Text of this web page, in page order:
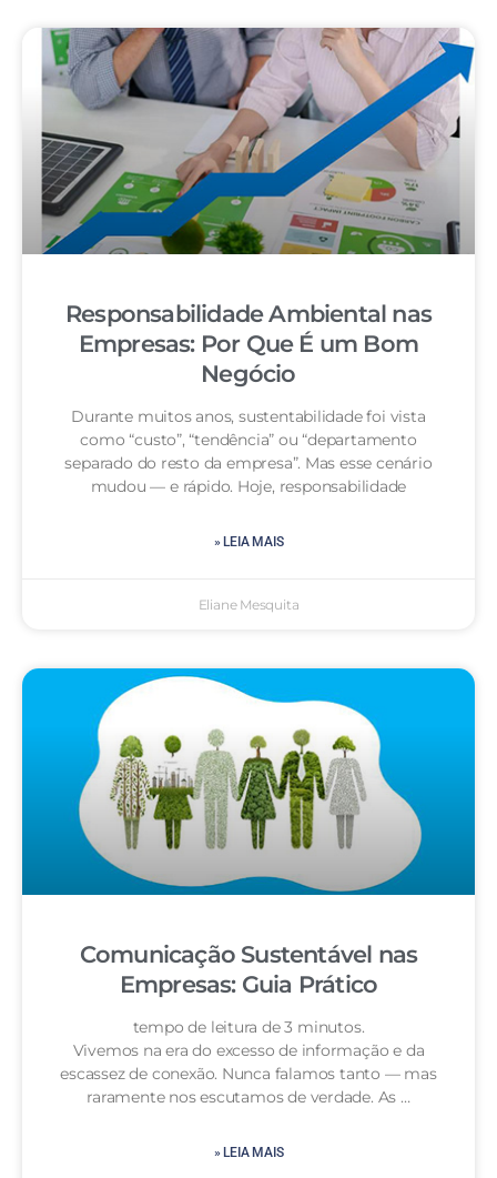
Responsabilidade Ambiental nas
Empresas: Por Que É um Bom
Negócio
Durante muitos anos, sustentabilidade foi vista
como “custo”, “tendência” ou “departamento
separado do resto da empresa”. Mas esse cenário
mudou — e rápido. Hoje, responsabilidade
» LEIA MAIS
Eliane Mesquita
Comunicação Sustentável nas
Empresas: Guia Prático
tempo de leitura de 3 minutos.
Vivemos na era do excesso de informação e da
escassez de conexão. Nunca falamos tanto — mas
raramente nos escutamos de verdade. As …
» LEIA MAIS